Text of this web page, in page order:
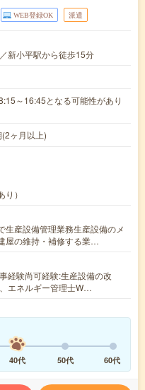
WEB登録OK 派遣
新小平駅から徒歩15分
～16:45となる可能性があり
ヶ月以上)
）
生産設備管理業務生産設備のメ
屋の維持・補修する業…
経験尚可経験:生産設備の改
エネルギー管理士W…
40代 50代 60代